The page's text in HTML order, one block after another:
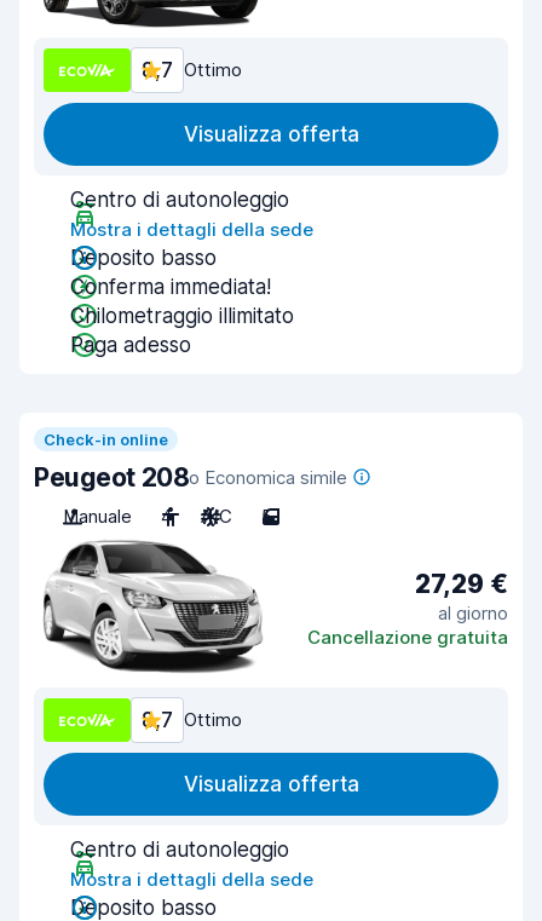
8,7 Ottimo
Visualizza offerta
Centro di autonoleggio
Mostra i dettagli della sede
Deposito basso
Conferma immediata!
Chilometraggio illimitato
Paga adesso
Check-in online
Peugeot 208o Economica simile
Manuale
4 A/C 5
27,29 €
al giorno
Cancellazione gratuita
8,7 Ottimo
Visualizza offerta
Centro di autonoleggio
Mostra i dettagli della sede
Deposito basso